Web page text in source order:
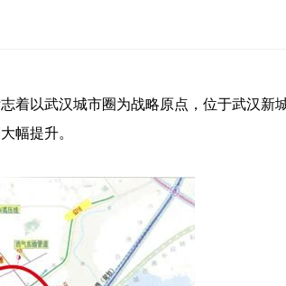
着以武汉城市圈为战略原点，位于武汉新
幅提升。